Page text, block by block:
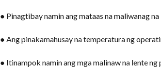
● Pinagtibay namin ang mataas na maliwanag
● Ang pinakamahusay na temperatura ng
● Itinampok namin ang mga malinaw na lente